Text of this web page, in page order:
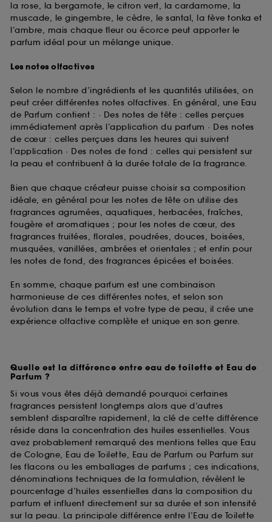
la rose, la bergamote, le citron vert, la cardamome, la
muscade, le gingembre, le cèdre, le santal, la fève tonka et
l’ambre, mais chaque fleur ou écorce peut apporter le
parfum idéal pour un mélange unique.
Les notes olfactives
Selon le nombre d’ingrédients et les quantités utilisées, on
peut créer différentes notes olfactives. En général, une Eau
de Parfum contient : · Des notes de tête : celles perçues
immédiatement après l’application du parfum · Des notes
de cœur : celles perçues dans les heures qui suivent
l’application · Des notes de fond : celles qui persistent sur
la peau et contribuent à la durée totale de la fragrance.
Bien que chaque créateur puisse choisir sa composition
idéale, en général pour les notes de tête on utilise des
fragrances agrumées, aquatiques, herbacées, fraîches,
fougère et aromatiques ; pour les notes de cœur, des
fragrances fruitées, florales, poudrées, douces, boisées,
musquées, vanillées, ambrées et orientales ; et enfin pour
les notes de fond, des fragrances épicées et boisées.
En somme, chaque parfum est une combinaison
harmonieuse de ces différentes notes, et selon son
évolution dans le temps et votre type de peau, il crée une
expérience olfactive complète et unique en son genre.
Quelle est la différence entre eau de toilette et Eau de
Parfum ?
Si vous vous êtes déjà demandé pourquoi certaines
fragrances persistent longtemps alors que d’autres
semblent disparaître rapidement, la clé de cette différence
réside dans la concentration des huiles essentielles. Vous
avez probablement remarqué des mentions telles que Eau
de Cologne, Eau de Toilette, Eau de Parfum ou Parfum sur
les flacons ou les emballages de parfums ; ces indications,
dénominations techniques de la formulation, révèlent le
pourcentage d’huiles essentielles dans la composition du
parfum et influent directement sur sa durée et son intensité
sur la peau. La principale différence entre l’Eau de Toilette